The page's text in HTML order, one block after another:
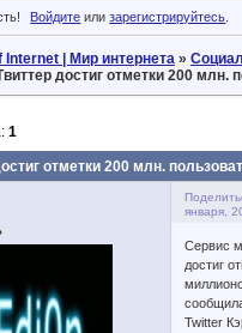
Войдите илизарегистрируйтесь.
Internet | Мир интернета »
достиг отметки 200 млн.
отметки 200 млн.
1
января,
Сервис
достиг
Twitter